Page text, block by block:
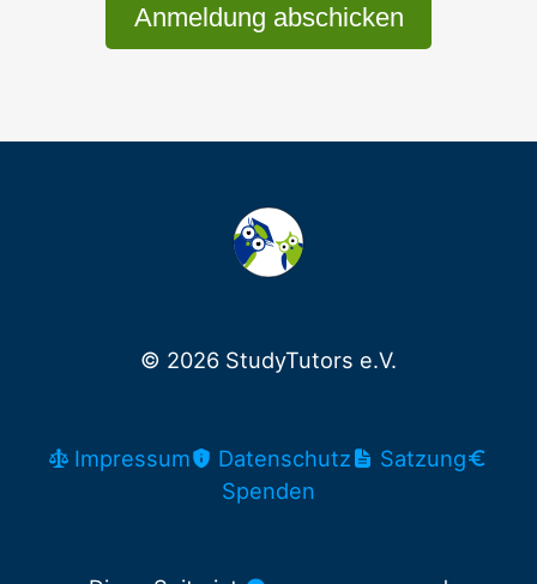
Anmeldung abschicken
© 2026 StudyTutors e.V.
Impressum Datenschutz
Satzung
Spenden